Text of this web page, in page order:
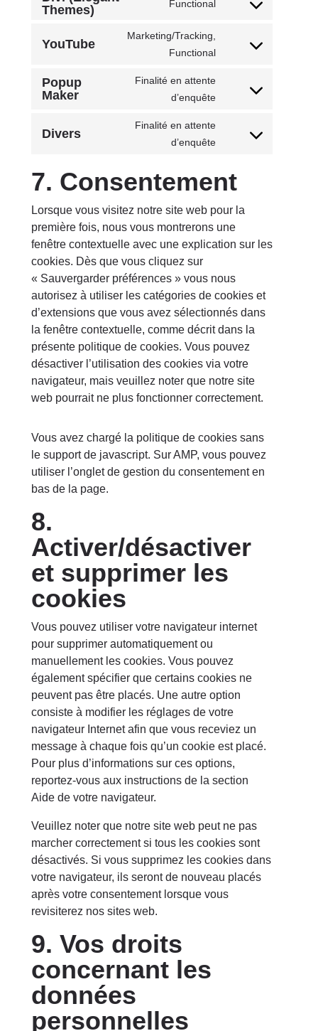
service
Themes)
Functional
Consent
service
themes)
YouTube
Marketing/Tracking,
Functional
Consent
service
Popup
Maker
Finalité en attente
d’enquête
Consent
service
Divers
Finalité en attente
d’enquête
Consent
service
divers
7. Consentement
Lorsque vous visitez notre site web pour la
première fois, nous vous montrerons une
fenêtre contextuelle avec une explication sur les
cookies. Dès que vous cliquez sur
« Sauvergarder préférences » vous nous
autorisez à utiliser les catégories de cookies et
d’extensions que vous avez sélectionnés dans
la fenêtre contextuelle, comme décrit dans la
présente politique de cookies. Vous pouvez
désactiver l’utilisation des cookies via votre
navigateur, mais veuillez noter que notre site
web pourrait ne plus fonctionner correctement.
Vous avez chargé la politique de cookies sans
le support de javascript. Sur AMP, vous pouvez
utiliser l’onglet de gestion du consentement en
bas de la page.
8.
Activer/désactiver
et supprimer les
cookies
Vous pouvez utiliser votre navigateur internet
pour supprimer automatiquement ou
manuellement les cookies. Vous pouvez
également spécifier que certains cookies ne
peuvent pas être placés. Une autre option
consiste à modifier les réglages de votre
navigateur Internet afin que vous receviez un
message à chaque fois qu’un cookie est placé.
Pour plus d’informations sur ces options,
reportez-vous aux instructions de la section
Aide de votre navigateur.
Veuillez noter que notre site web peut ne pas
marcher correctement si tous les cookies sont
désactivés. Si vous supprimez les cookies dans
votre navigateur, ils seront de nouveau placés
après votre consentement lorsque vous
revisiterez nos sites web.
9. Vos droits
concernant les
données
personnelles